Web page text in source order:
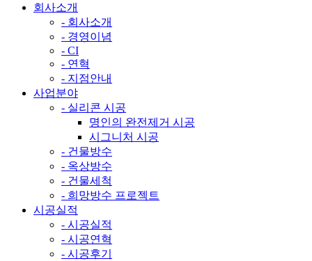
회사소개
- 회사소개
- 경영이념
- CI
- 연혁
- 지점안내
사업분야
- 실리콘 시공
명인의 완전제거 시공
시그니처 시공
- 건물방수
- 옥상방수
- 건물세척
- 희망방수 프로젝트
시공실적
- 시공실적
- 시공연혁
- 시공후기